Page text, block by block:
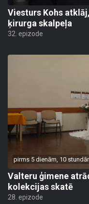
Viesturs Kohs
ķirurga skalpeļa
32. epizode
pirms 5 dienām, 10
Valteru ģimene
kolekcijas skatē
28. epizode